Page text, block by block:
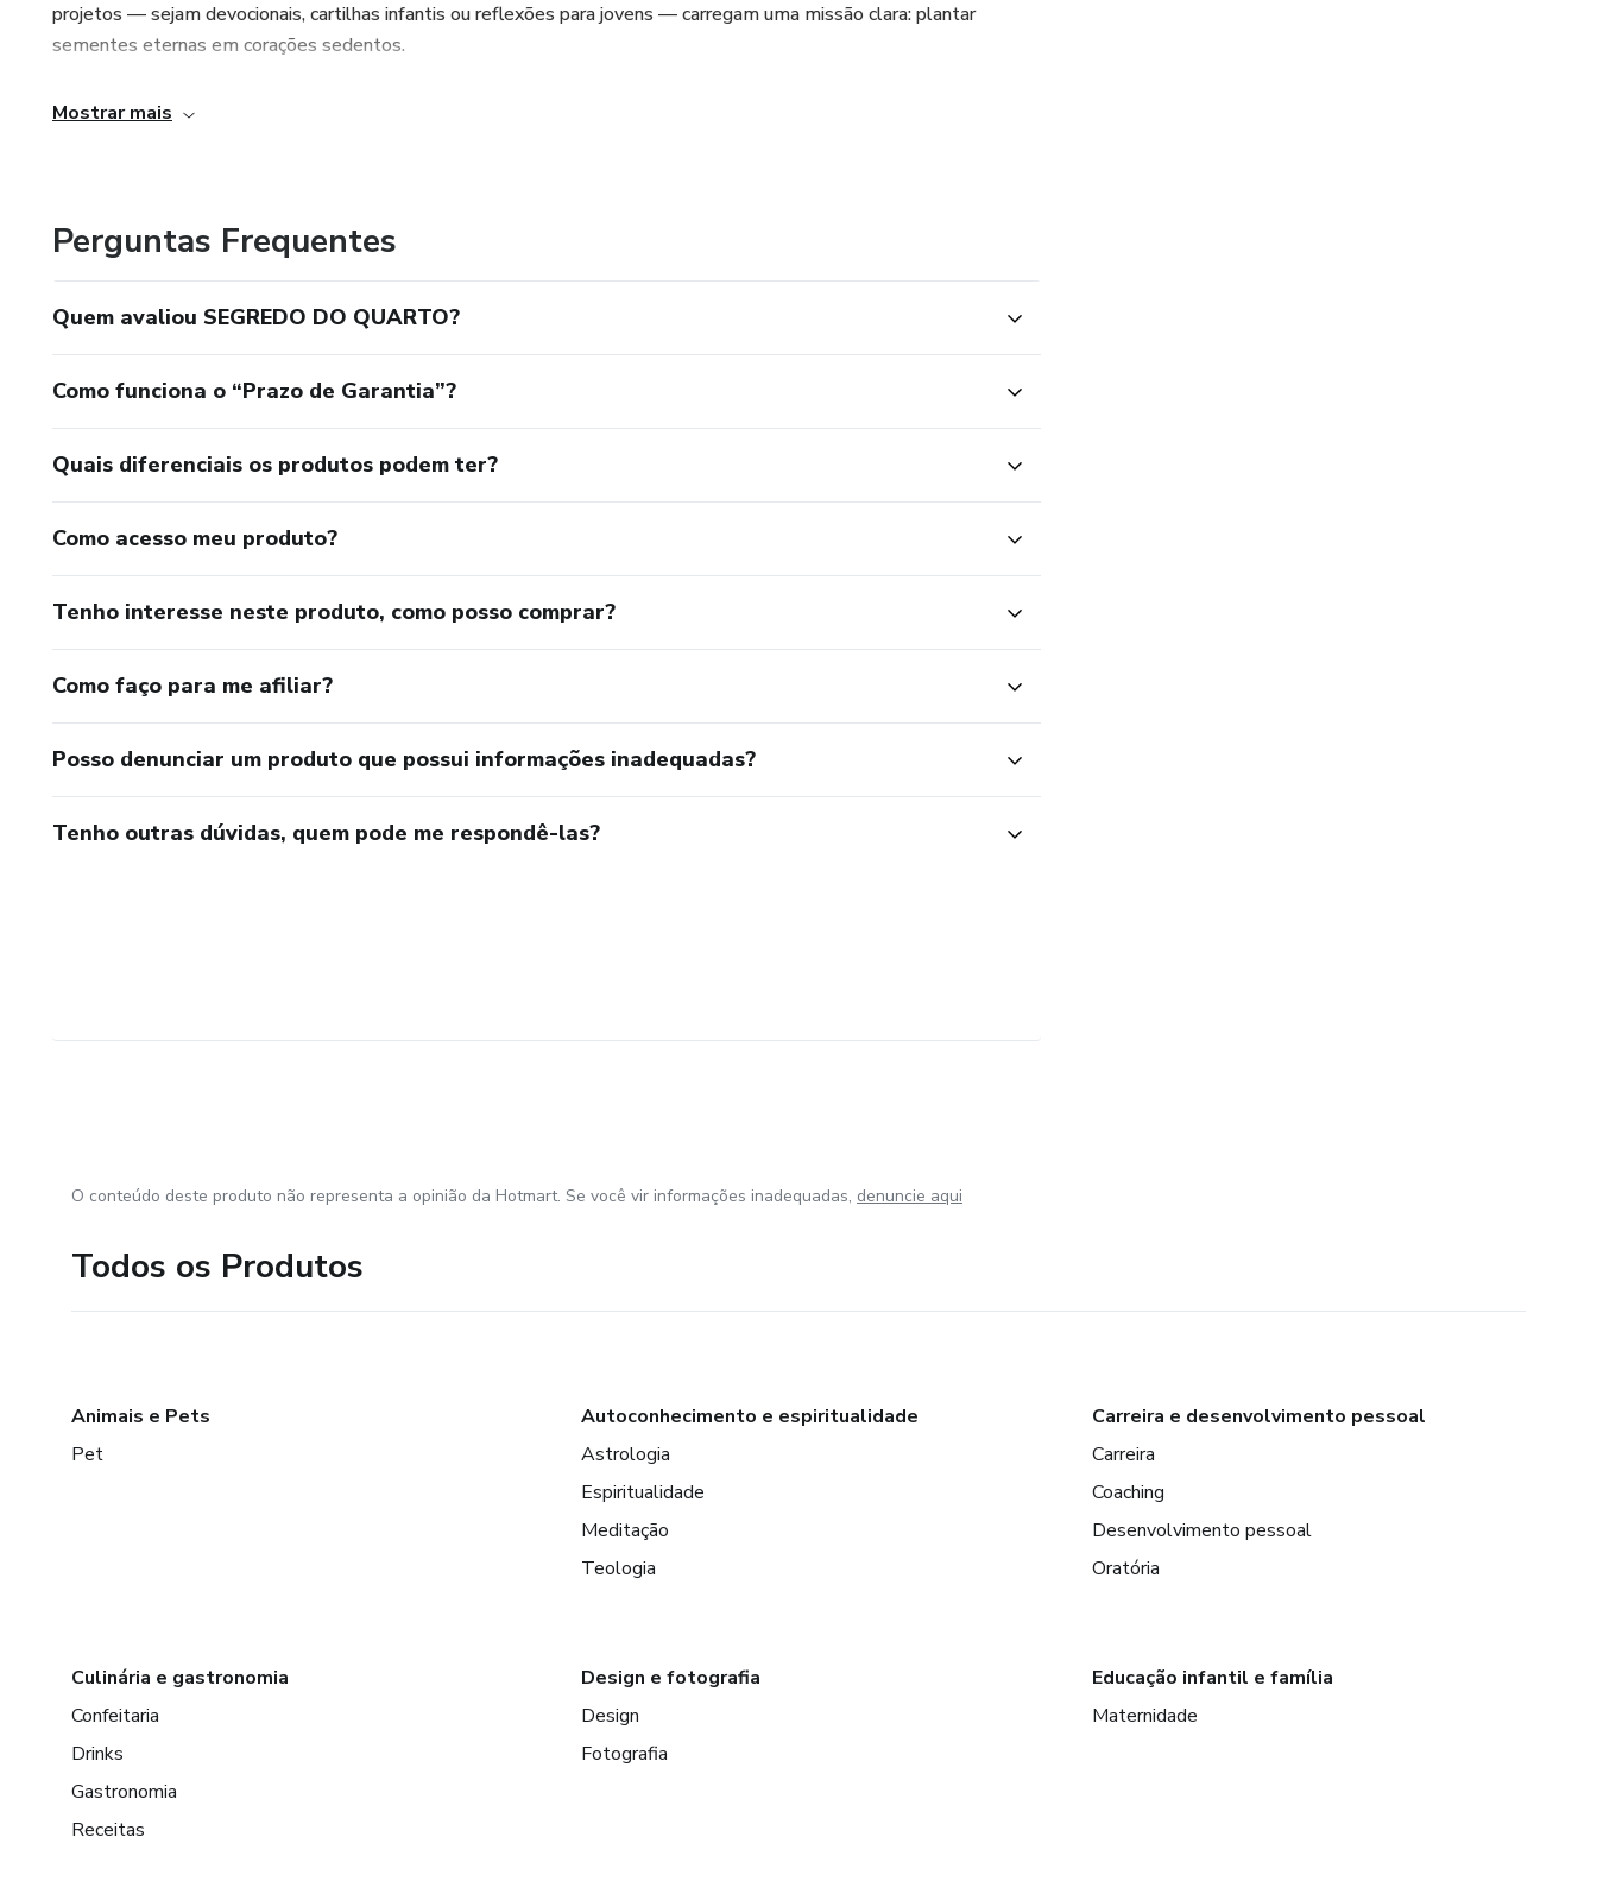
projetos — sejam devocionais, cartilhas infantis ou reflexões para jovens — carregam uma missão clara: plantar
sementes eternas em corações sedentos.
Ela acredita que cada criança pode aprender com alegria, que cada adolescente pode descobrir seu valor, e que cada
Mais do que autora, ela é uma semeadora de esperança.
Mostrar mais
Perguntas Frequentes
Quem avaliou SEGREDO DO QUARTO?
Como funciona o “Prazo de Garantia”?
Quais diferenciais os produtos podem ter?
Como acesso meu produto?
Tenho interesse neste produto, como posso comprar?
Como faço para me afiliar?
Posso denunciar um produto que possui informações inadequadas?
Tenho outras dúvidas, quem pode me respondê-las?
O conteúdo deste produto não representa a opinião da Hotmart. Se você vir informações inadequadas, denuncie aqui
Todos os Produtos
Animais e Pets
Pet
Autoconhecimento e espiritualidade
Astrologia
Espiritualidade
Meditação
Teologia
Carreira e desenvolvimento pessoal
Carreira
Coaching
Desenvolvimento pessoal
Oratória
Culinária e gastronomia
Confeitaria
Drinks
Gastronomia
Receitas
Design e fotografia
Design
Fotografia
Educação infantil e família
Maternidade